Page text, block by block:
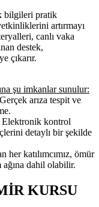
bilgileri pratik
artırmayı
canlı vaka
destek,
çıkarır.
şu imkanlar sunulur:
arıza tespit ve
Elektronik kontrol
detaylı bir şekilde
her katılımcımız, ömür
dahil olabilir.
KURSU